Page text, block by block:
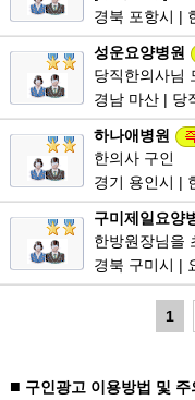
경북 포항시 |
성운요양병원
당직한의사님
경남 마산 | 당
하나애병원
한의사 구인
경기 용인시 |
구미제일요양
한방원장님을
경북 구미시 |
1
■ 구인광고 이용방법 및 주